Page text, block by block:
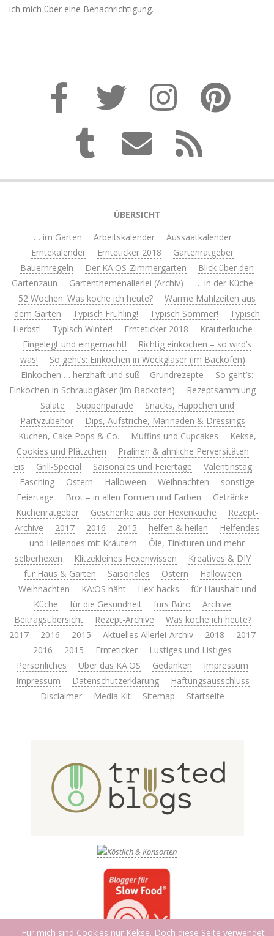
ich mich über eine Benachrichtigung.
ÜBERSICHT
… im Garten
Arbeitskalender
Aussaatkalender
Erntekalender
Ernteticker 2018
Gartenratgeber
Bauernregeln
Der KA:OS-Zimmergarten
Blick über den
Gartenzaun
Gartenthemenallerlei (Archiv)
… in der Küche
52 Wochen: Was koche ich heute?
Warme Mahlzeiten aus
dem Garten
Typisch Frühling! Typisch Sommer!
Typisch
Herbst!
Typisch Winter! Ernteticker 2018
Kräuterküche
Eingelegt und eingemacht!
Richtig einkochen – so wird’s
was!
So geht’s: Einkochen in Weckgläser (im Backofen)
Einkochen … herzhaft und süß – Grundrezepte
So geht’s:
Einkochen in Schraubgläser (im Backofen)
Rezeptsammlung
Salate
Suppenparade
Snacks, Häppchen und
Partyzubehör
Dips, Aufstriche, Marinaden & Dressings
Kuchen, Cake Pops & Co.
Muffins und Cupcakes
Kekse,
Cookies und Plätzchen
Pralinen & ähnliche Perversitäten
Eis
Grill-Special Saisonales und Feiertage
Valentinstag
Fasching
Ostern Halloween Weihnachten
sonstige
Feiertage
Brot – in allen Formen und Farben
Getränke
Küchenratgeber
Geschenke aus der Hexenküche
Rezept-
Archive
2017 2016 2015 helfen & heilen
Helfendes
und Heilendes mit Kräutern
Öle, Tinkturen und mehr
selberhexen
Klitzekleines Hexenwissen
Kreatives & DIY
für Haus & Garten
Saisonales Ostern
Halloween
Weihnachten
KA:OS näht Hex’ hacks
für Haushalt und
Küche
für die Gesundheit fürs Büro
Archive
Beitragsübersicht
Rezept-Archive
Was koche ich heute?
2017
2016 2015 Aktuelles Allerlei-Archiv 2018
2017
2016
2015 Ernteticker
Lustiges und Listiges
Persönliches
Über das KA:OS Gedanken
Impressum
Impressum
Datenschutzerklärung
Haftungsausschluss
Disclaimer
Media Kit Sitemap Startseite
Für mich sind Cookies nur Kekse. Doch diese Seite verwendet